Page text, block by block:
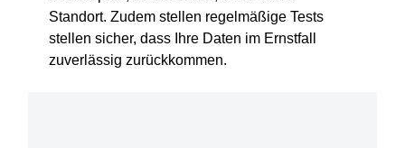
Standort. Zudem stellen regelmäßige Tests
stellen sicher, dass Ihre Daten im Ernstfall
zuverlässig zurückkommen.